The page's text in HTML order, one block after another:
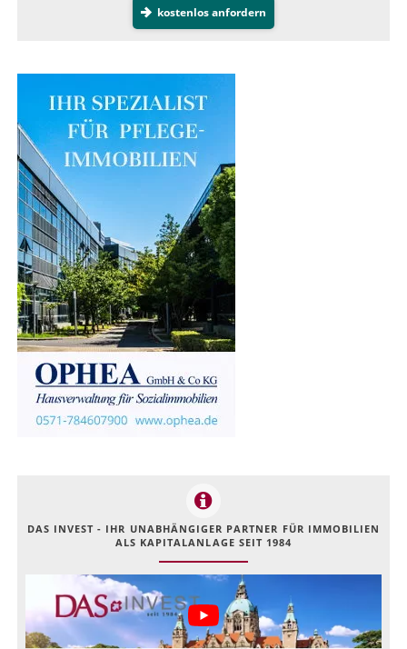
kostenlos anfordern
DAS INVEST - IHR UNABHÄNGIGER PARTNER FÜR IMMOBILIEN
ALS KAPITALANLAGE SEIT 1984